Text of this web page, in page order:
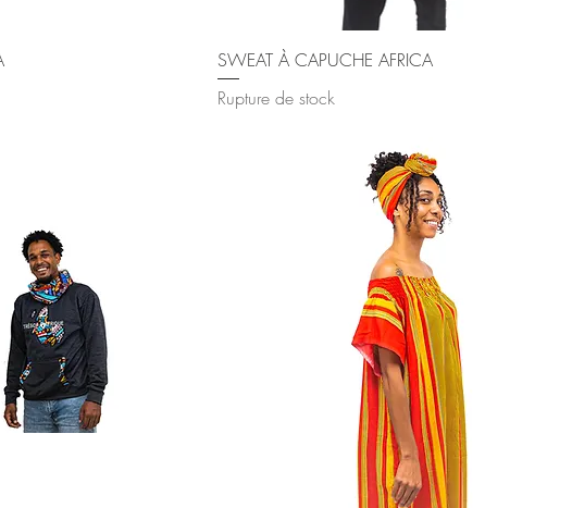
rapide Aperçu rapide
SWEAT À CAPUCHE AFRICA
Rupture de stock